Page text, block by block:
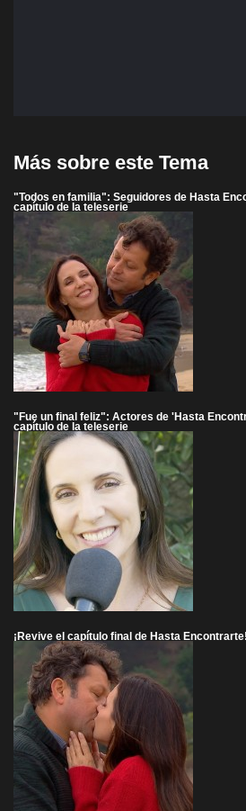
Más sobre este Tema
"Todos en familia": Seguidores de Hasta
capítulo de la teleserie
"Fue un final feliz": Actores de 'Hasta
capítulo de la teleserie
¡Revive el capítulo final de Hasta Encontrarte!